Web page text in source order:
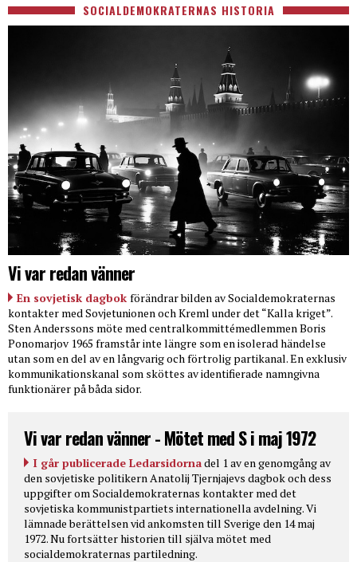
SOCIALDEMOKRATERNAS HISTORIA
Vi var redan vänner
En sovjetisk dagbok förändrar bilden av Socialdemokraternas
kontakter med Sovjetunionen och Kreml under det “Kalla kriget”.
Sten Anderssons möte med centralkommittémedlemmen Boris
Ponomarjov 1965 framstår inte längre som en isolerad händelse
utan som en del av en långvarig och förtrolig partikanal. En exklusiv
kommunikationskanal som sköttes av identifierade namngivna
funktionärer på båda sidor.
Vi var redan vänner - Mötet med S i maj 1972
I går publicerade Ledarsidornadel 1 av en genomgång av
den sovjetiske politikern Anatolij Tjernjajevs dagbok och dess
uppgifter om Socialdemokraternas kontakter med det
sovjetiska kommunistpartiets internationella avdelning. Vi
lämnade berättelsen vid ankomsten till Sverige den 14 maj
1972. Nu fortsätter historien till själva mötet med
socialdemokraternas partiledning.